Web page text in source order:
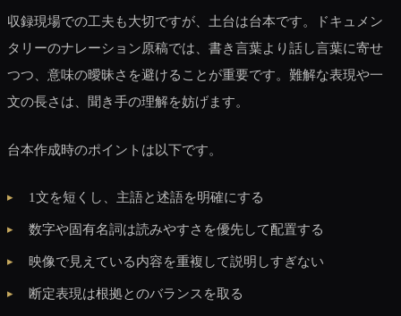
収録現場での工夫も大切ですが、土台は台本です。ドキュメン
タリーのナレーション原稿では、書き言葉より話し言葉に寄せ
つつ、意味の曖昧さを避けることが重要です。難解な表現や一
文の長さは、聞き手の理解を妨げます。
台本作成時のポイントは以下です。
1文を短くし、主語と述語を明確にする
数字や固有名詞は読みやすさを優先して配置する
映像で見えている内容を重複して説明しすぎない
断定表現は根拠とのバランスを取る